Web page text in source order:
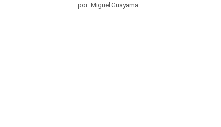
por Miguel Guayama